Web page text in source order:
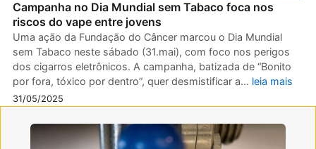
Campanha no Dia Mundial sem Tabaco foca nos
riscos do vape entre jovens
Uma ação da Fundação do Câncer marcou o Dia Mundial
sem Tabaco neste sábado (31.mai), com foco nos perigos
dos cigarros eletrônicos. A campanha, batizada de “Bonito
por fora, tóxico por dentro”, quer desmistificar a… leia mais
31/05/2025